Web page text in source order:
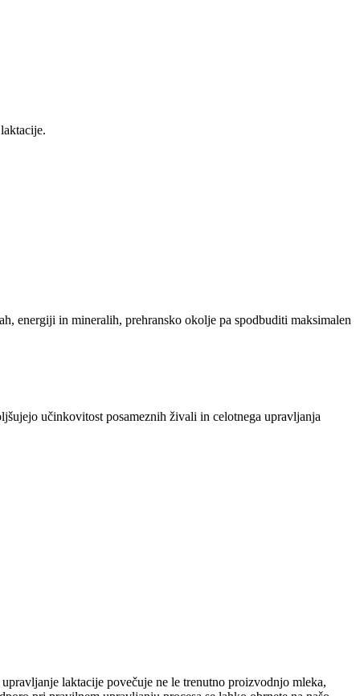
energiji in mineralih, prehransko okolje pa spodbuditi maksimalen
učinkovitost posameznih živali in celotnega upravljanja
laktacije povečuje ne le trenutno proizvodnjo mleka,